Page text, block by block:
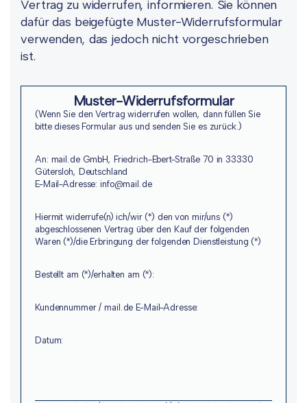
Vertrag zu widerrufen, informieren. Sie können
dafür das beigefügte Muster-Widerrufsformular
verwenden, das jedoch nicht vorgeschrieben
ist.
Muster-Widerrufsformular
(Wenn Sie den Vertrag widerrufen wollen, dann füllen Sie
bitte dieses Formular aus und senden Sie es zurück.)
An: mail.de GmbH, Friedrich-Ebert-Straße 70 in 33330
Gütersloh, Deutschland
E-Mail-Adresse: info@mail.de
Hiermit widerrufe(n) ich/wir (*) den von mir/uns (*)
abgeschlossenen Vertrag über den Kauf der folgenden
Waren (*)/die Erbringung der folgenden Dienstleistung (*)
Bestellt am (*)/erhalten am (*):
Kundennummer / mail.de E-Mail-Adresse:
Datum: